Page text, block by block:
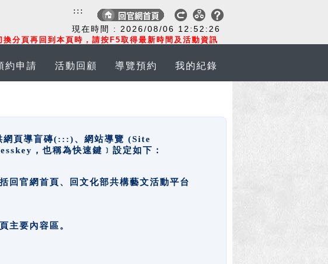
現在時間 : 2026/08/06 12:52:26
換分頁再回到本頁時，請按F5取得最新時間及活動資訊
:::
約申請 活動回顧 導覽預約 我的紀錄
網頁導盲磚(:::)、網站導覽 (Site
，也稱為快速鍵﹞設定如下：
官網首頁、回文化部共構藝文活動平台
要內容區。